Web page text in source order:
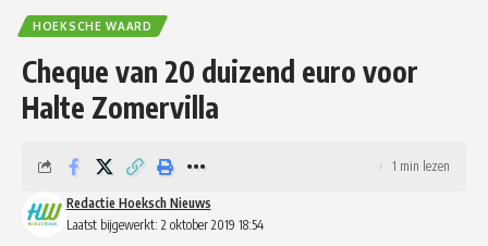
HOEKSCHE WAARD
Cheque van 20 duizend euro voor
Halte Zomervilla
Laatst bijgewerkt: 2 oktober 2019 18:54
Redactie Hoeksch Nieuws
1 min lezen